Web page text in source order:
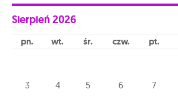
Sierpień2026
pn wt śr czw pt
3 4 5 6 7